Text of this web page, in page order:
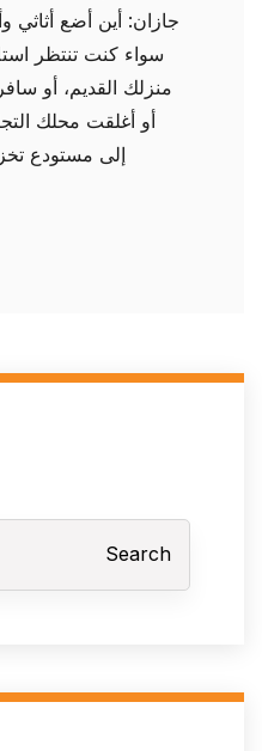
Search
جازان: أين أضع أثاثي
سواء كنت تنتظر
منزلك القديم، أو
أو أغلقت محلك
إلى مستودع